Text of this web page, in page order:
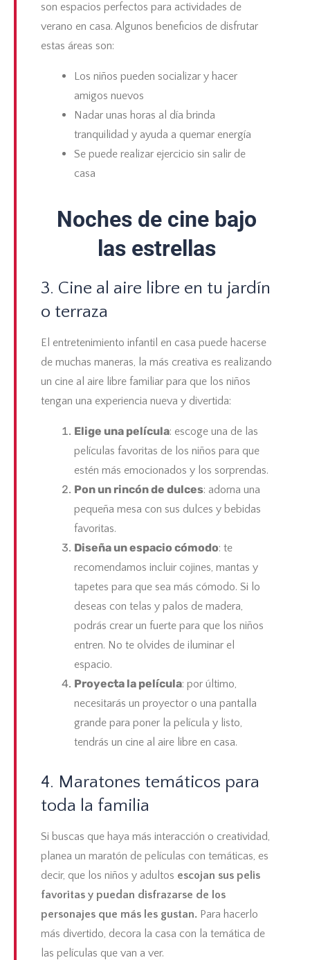
son espacios perfectos para actividades de
verano en casa. Algunos beneficios de disfrutar
estas áreas son:
Los niños pueden socializar y hacer
amigos nuevos
Nadar unas horas al día brinda
tranquilidad y ayuda a quemar energía
Se puede realizar ejercicio sin salir de
casa
Noches de cine bajo
las estrellas
3. Cine al aire libre en tu jardín
o terraza
El entretenimiento infantil en casa puede hacerse
de muchas maneras, la más creativa es realizando
un cine al aire libre familiar para que los niños
tengan una experiencia nueva y divertida:
Elige una película: escoge una de las
películas favoritas de los niños para que
estén más emocionados y los sorprendas.
Pon un rincón de dulces: adorna una
pequeña mesa con sus dulces y bebidas
favoritas.
Diseña un espacio cómodo: te
recomendamos incluir cojines, mantas y
tapetes para que sea más cómodo. Si lo
deseas con telas y palos de madera,
podrás crear un fuerte para que los niños
entren. No te olvides de iluminar el
espacio.
Proyecta la película: por último,
necesitarás un proyector o una pantalla
grande para poner la película y listo,
tendrás un cine al aire libre en casa.
4. Maratones temáticos para
toda la familia
Si buscas que haya más interacción o creatividad,
planea un maratón de películas con temáticas, es
decir, que los niños y adultos escojan sus pelis
favoritas y puedan disfrazarse de los
personajes que más les gustan. Para hacerlo
más divertido, decora la casa con la temática de
las películas que van a ver.